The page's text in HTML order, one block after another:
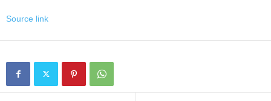
Source link